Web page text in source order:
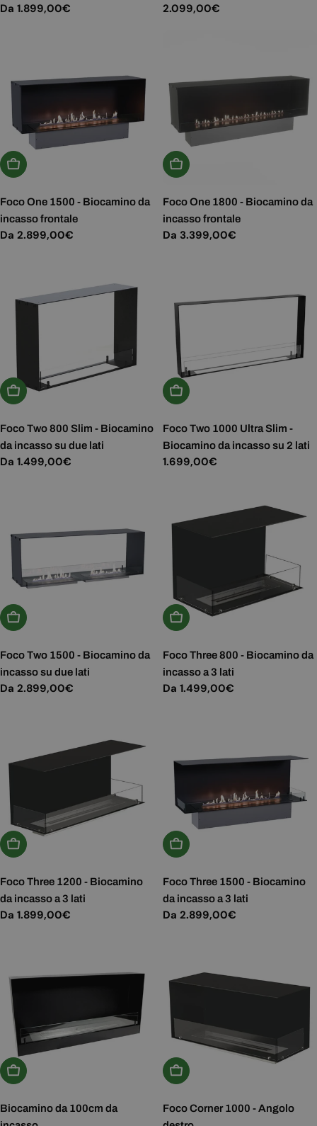
Prezzo
Da 1.899,00€
Prezzo
2.099,00€
Scegli Le Opzioni
Foco One 1500 - Biocamino da
incasso frontale
Prezzo
Da 2.899,00€
Scegli Le Opzioni
Foco One 1800 - Biocamino da
incasso frontale
Prezzo
Da 3.399,00€
Scegli Le Opzioni
Foco Two 800 Slim - Biocamino
da incasso su due lati
Prezzo
Da 1.499,00€
Aggiungi Al Carrello
Foco Two 1000 Ultra Slim -
Biocamino da incasso su 2 lati
Prezzo
1.699,00€
Scegli Le Opzioni
Foco Two 1500 - Biocamino da
incasso su due lati
Prezzo
Da 2.899,00€
Scegli Le Opzioni
Foco Three 800 - Biocamino da
incasso a 3 lati
Prezzo
Da 1.499,00€
Scegli Le Opzioni
Foco Three 1200 - Biocamino
da incasso a 3 lati
Prezzo
Da 1.899,00€
Scegli Le Opzioni
Foco Three 1500 - Biocamino
da incasso a 3 lati
Prezzo
Da 2.899,00€
Aggiungi Al Carrello
Biocamino da 100cm da
Scegli Le Opzioni
Foco Corner 1000 - Angolo